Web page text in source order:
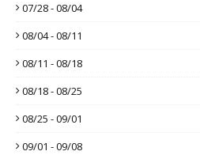
07/28 - 08/04
08/04 - 08/11
08/11 - 08/18
08/18 - 08/25
08/25 - 09/01
09/01 - 09/08